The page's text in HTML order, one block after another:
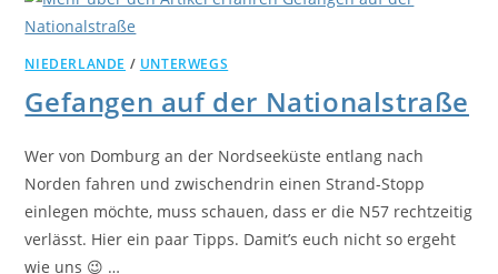
NIEDERLANDE / UNTERWEGS
Gefangen auf der Nationalstraße
Wer von Domburg an der Nordseeküste entlang nach
Norden fahren und zwischendrin einen Strand-Stopp
einlegen möchte, muss schauen, dass er die N57 rechtzeitig
verlässt. Hier ein paar Tipps. Damit’s euch nicht so ergeht
wie uns 😉 …